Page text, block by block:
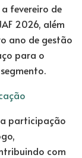
fevereiro de
2026, além
ano de gestão
para o
participação
com